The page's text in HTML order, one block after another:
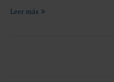
Leer más